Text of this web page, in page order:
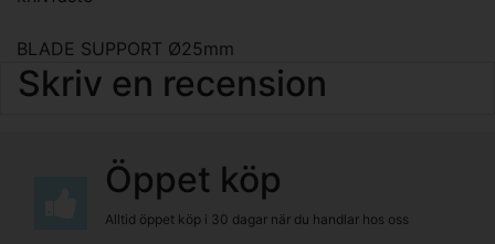
BLADE SUPPORT Ø25mm
Skriv en recension
Öppet köp
Alltid öppet köp i 30 dagar när du handlar hos oss